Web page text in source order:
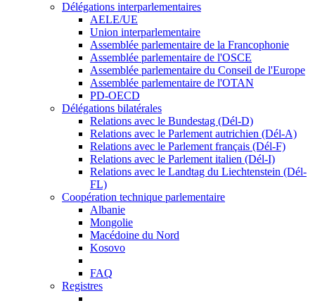
Délégations interparlementaires
AELE/UE
Union interparlementaire
Assemblée parlementaire de la Francophonie
Assemblée parlementaire de l'OSCE
Assemblée parlementaire du Conseil de l'Europe
Assemblée parlementaire de l'OTAN
PD-OECD
Délégations bilatérales
Relations avec le Bundestag (Dél-D)
Relations avec le Parlement autrichien (Dél-A)
Relations avec le Parlement français (Dél-F)
Relations avec le Parlement italien (Dél-I)
Relations avec le Landtag du Liechtenstein (Dél-
FL)
Coopération technique parlementaire
Albanie
Mongolie
Macédoine du Nord
Kosovo
FAQ
Registres